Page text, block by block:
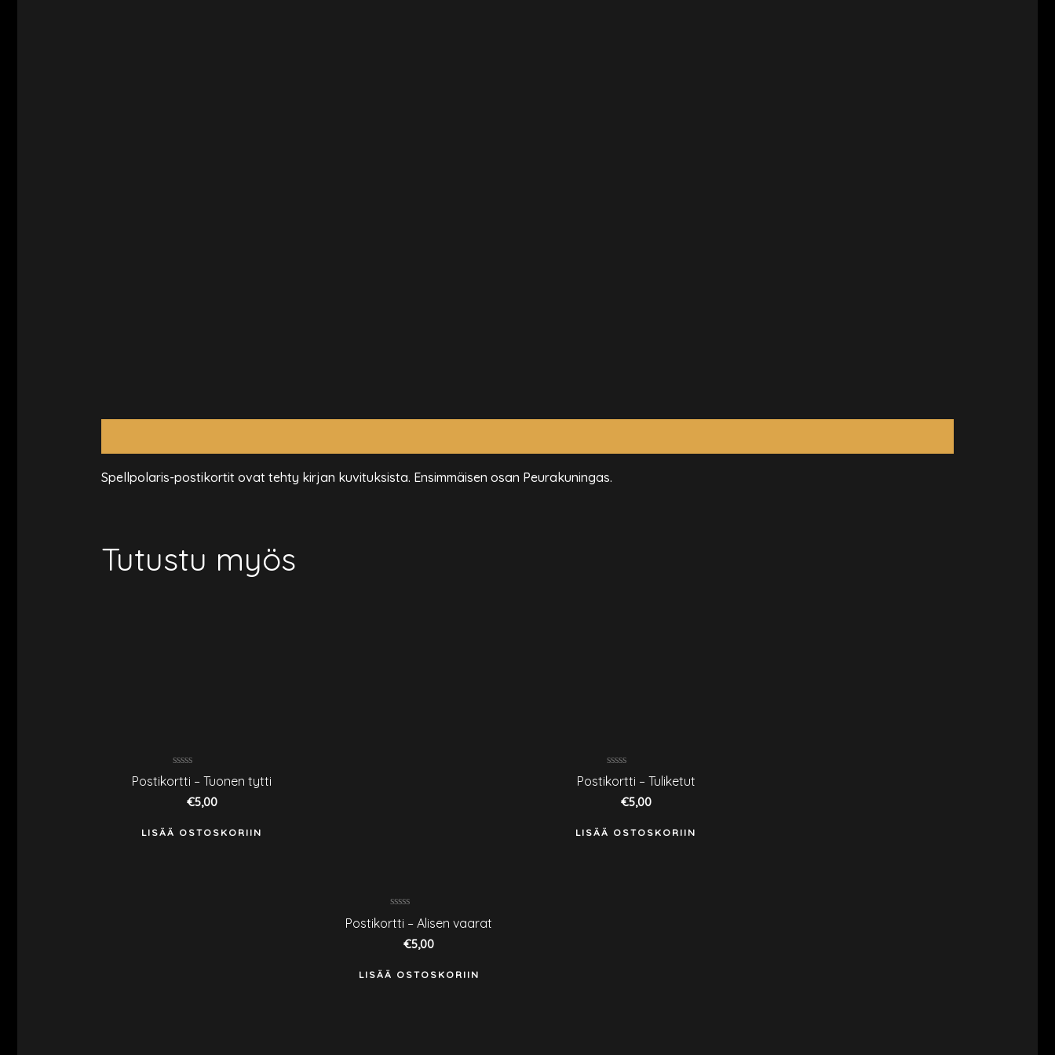
Spellpolaris-postikortit ovat tehty kirjan kuvituksista. Ensimmäisen osan Peurakuningas.
Tutustu myös
Arvostelu
tuotteesta:
Postikortti – Tuonen tytti
€5,00
LISÄÄ OSTOSKORIIN
Arvostelu
tuotteesta:
Postikortti – Alisen vaarat
€5,00
LISÄÄ OSTOSKORIIN
Arvostelu
tuotteesta:
Postikortti – Tuliketut
€5,00
LISÄÄ OSTOSKORIIN